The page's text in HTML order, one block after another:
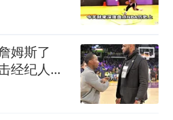
姆斯了
经纪人里